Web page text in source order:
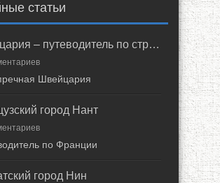
статьи
Швейцария – путеводитель по стране
Швейцария
город Нант
по Франции
город Нин